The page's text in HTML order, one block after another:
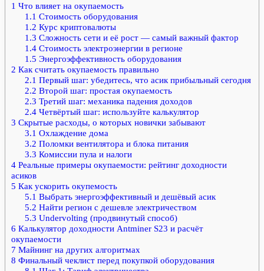
1 Что влияет на окупаемость
1.1 Стоимость оборудования
1.2 Курс криптовалюты
1.3 Сложность сети и её рост — самый важный фактор
1.4Стоимость электроэнергии в регионе
1.5 Энергоэффективность оборудования
2 Как считать окупаемость правильно
2.1 Первый шаг: убедитесь, что асик прибыльный сегодня
2.2 Второй шаг: простая окупаемость
2.3 Третий шаг: механика падения доходов
2.4Четвёртый шаг: используйте калькулятор
3 Скрытые расходы, о которых новички забывают
3.1 Охлаждение дома
3.2 Поломки вентилятора и блока питания
3.3 Комиссии пула и налоги
4 Реальные примеры окупаемости: рейтинг доходности
асиков
5 Как ускорить окупемость
5.1 Выбрать энергоэффективный и дешёвый асик
5.2 Найти регион с дешевле электричеством
5.3 Undervolting (продвинутый способ)
6 Калькулятор доходности Antminer S23 и расчёт
окупаемости
7 Майнинг на других алгоритмах
8 Финальный чеклист перед покупкой оборудования